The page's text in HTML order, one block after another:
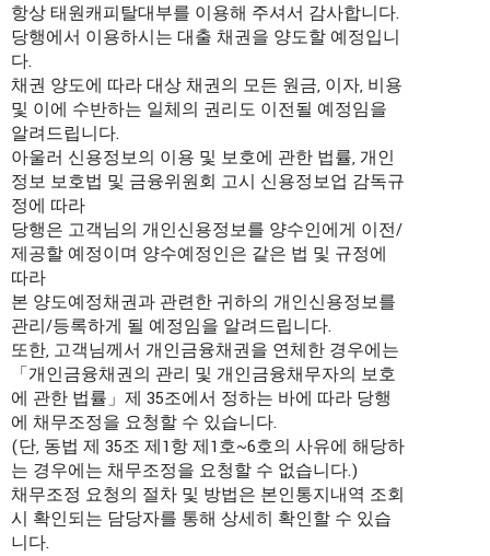
항상 태원캐피탈대부를 이용해 주셔서 감사합니다.
당행에서 이용하시는 대출 채권을 양도할 예정입니
다.
채권 양도에 따라 대상 채권의 모든 원금, 이자, 비용
및 이에 수반하는 일체의 권리도 이전될 예정임을
알려드립니다.
아울러 신용정보의 이용 및 보호에 관한 법률, 개인
정보 보호법 및 금융위원회 고시 신용정보업 감독규
정에 따라
당행은 고객님의 개인신용정보를 양수인에게 이전/
제공할 예정이며 양수예정인은 같은 법 및 규정에
따라
본 양도예정채권과 관련한 귀하의 개인신용정보를
관리/등록하게 될 예정임을 알려드립니다.
또한, 고객님께서 개인금융채권을 연체한 경우에는
「개인금융채권의 관리 및 개인금융채무자의 보호
에 관한 법률」제 35조에서 정하는 바에 따라 당행
에 채무조정을 요청할 수 있습니다.
(단, 동법 제 35조 제1항 제1호~6호의 사유에 해당하
는 경우에는 채무조정을 요청할 수 없습니다.)
채무조정 요청의 절차 및 방법은 본인통지내역 조회
시 확인되는 담당자를 통해 상세히 확인할 수 있습
니다.